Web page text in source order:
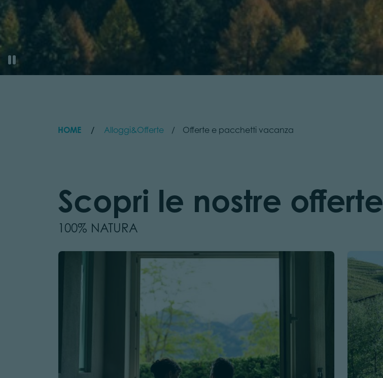
HOME Alloggi&Offerte Offerte e pacchetti vacanza
Scopri le nostre offerte
100% NATURA